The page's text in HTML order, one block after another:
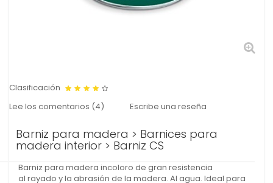
Clasificación
Lee los comentarios (4) Escribe una reseña
Barniz para madera > Barnices para
madera interior > Barniz CS
Barniz para madera incoloro de gran resistencia
al rayado y la abrasión de la madera. Al agua. Ideal para